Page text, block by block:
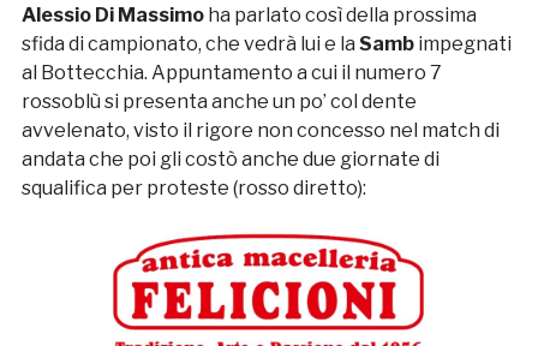
Alessio Di Massimoha parlato così della prossima
sfida di campionato, che vedrà lui e la Sambimpegnati
al Bottecchia. Appuntamento a cui il numero 7
rossoblù si presenta anche un po’ col dente
avvelenato, visto il rigore non concesso nel match di
andata che poi gli costò anche due giornate di
squalifica per proteste (rosso diretto):